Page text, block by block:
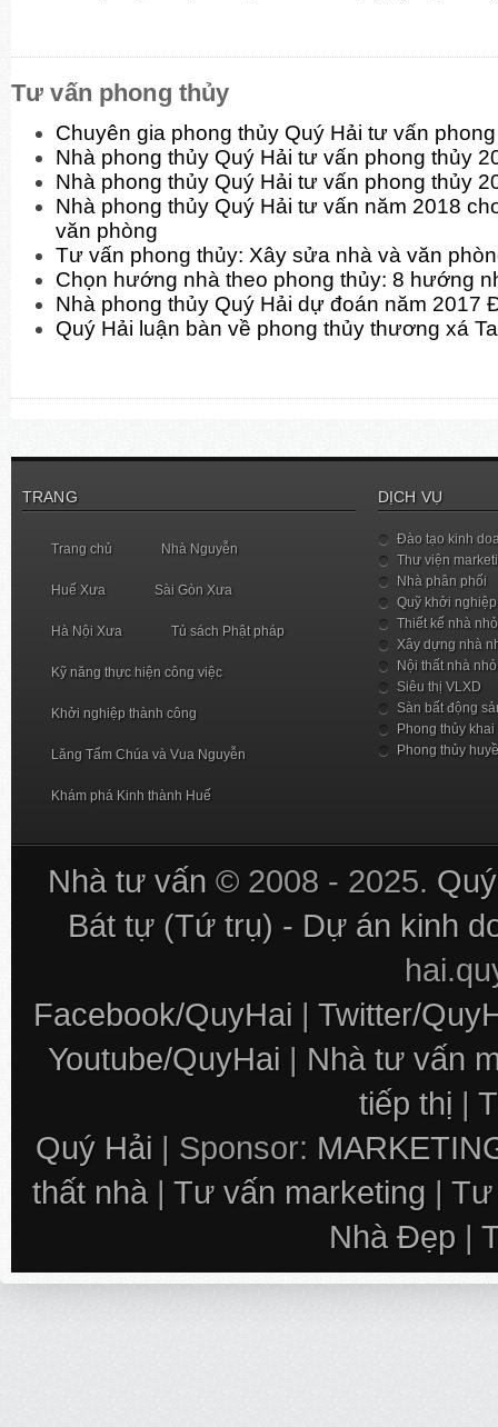
Tư vấn phong thủy
Chuyên gia phong thủy Quý Hải tư vấn
Nhà phong thủy Quý Hải tư vấn phong thủy
Nhà phong thủy Quý Hải tư vấn phong thủy
Nhà phong thủy Quý Hải tư vấn năm 2018
văn phòng
Tư vấn phong thủy: Xây sửa nhà và văn
Chọn hướng nhà theo phong thủy: 8 hướng
Nhà phong thủy Quý Hải dự đoán năm 2017
Quý Hải luận bàn về phong thủy thương xá
TRANG
Trang chủ Nhà Nguyễn
Huế Xưa Sài Gòn Xưa
Hà Nội Xưa Tủ sách Phật pháp
Kỹ năng thực hiện công việc
Khởi nghiệp thành công
Lăng Tẩm Chúa và Vua Nguyễn
Khám phá Kinh thành Huế
DỊCH VỤ
Đào tạo kinh
Thư viện
Nhà phân phối
Quỹ khởi nghiệp
Thiết kế nhà nhỏ
Xây dựng nhà
Nội thất nhà nhỏ
Siêu thị VLXD
Sàn bất động
Phong thủy khai
Phong thủy
Nhà tư vấn © 2008 - 2025.
Bát tự (Tứ trụ) - Dự án kinh
Facebook/QuyHai | Twitter/
Youtube/QuyHai | Nhà tư vấn
tiếp thị |
Quý Hải | Sponsor:
thất nhà | Tư vấn marketing | Tư
Nhà Đẹp |